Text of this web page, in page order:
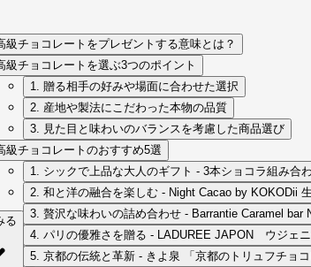
級チョコレートをプレゼントする意味とは？
級チョコレートを選ぶ3つのポイント
1. 贈る相手の好みや場面に合わせた選択
2. 産地や製法にこだわった本物の品質
3. 見た目と味わいのバランスを考慮した商品選び
級チョコレートのおすすめ5選
1. シックで上品な大人のギフト - 3本ショコラ組み合
2. 和と洋の融合を楽しむ - Night Cacao by KOKODii
3. 贅沢な味わいの詰め合わせ - Barrantie Caramel bar
4. パリの優雅さを贈る - LADUREE JAPON ウジェニ
5. 京都の伝統と革新 - きよ泉 「京都のトリュフチョ
る